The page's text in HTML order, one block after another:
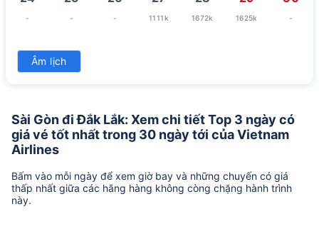
- - - 1111k 1672k 1625k -
31
1381k
Âm lịch
Sài Gòn đi Đắk Lắk: Xem chi tiết Top 3 ngày có
giá vé tốt nhất trong 30 ngày tới của Vietnam
Airlines
Bấm vào mỗi ngày để xem giờ bay và những chuyến có giá
thấp nhất giữa các hãng hàng không còng chặng hành trình
này.